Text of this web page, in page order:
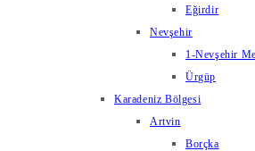
Eğirdir
Nevşehir
1-Nevşehir
Ürgüp
Karadeniz Bölgesi
Artvin
Borçka